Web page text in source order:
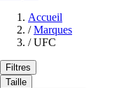
Accueil
/ Marques
/ UFC
Filtres
Taille